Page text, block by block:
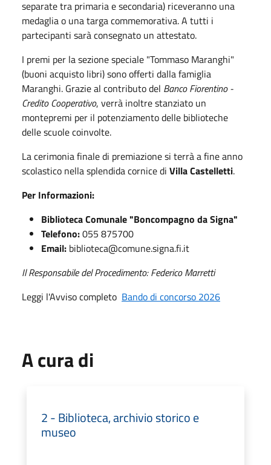
separate tra primaria e secondaria) riceveranno una
medaglia o una targa commemorativa. A tutti i
partecipanti sarà consegnato un attestato.
I premi per la sezione speciale "Tommaso Maranghi"
(buoni acquisto libri) sono offerti dalla famiglia
Maranghi. Grazie al contributo del Banco Fiorentino -
Credito Cooperativo, verrà inoltre stanziato un
montepremi per il potenziamento delle biblioteche
delle scuole coinvolte.
La cerimonia finale di premiazione si terrà a fine anno
scolastico nella splendida cornice di Villa Castelletti.
Per Informazioni:
Biblioteca Comunale "Boncompagno da Signa"
Telefono:055 875700
Email: biblioteca@comune.signa.fi.it
Il Responsabile del Procedimento: Federico Marretti
Leggi l'Avviso completo Bando di concorso 2026
A cura di
2 - Biblioteca, archivio storico e
museo